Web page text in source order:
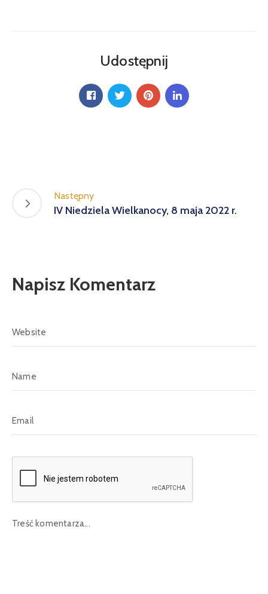
Udostępnij
Następny
IV Niedziela Wielkanocy, 8 maja 2022 r.
Napisz Komentarz